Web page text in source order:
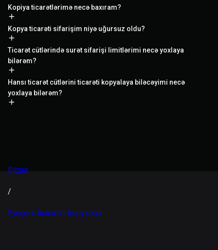
Kopiya ticarətlərimə necə baxıram?
Kopya ticarəti sifarişim niyə uğursuz oldu?
Ticarət cütlərində surət sifarişi limitlərimi necə yoxlaya
bilərəm?
Hansı ticarət cütlərini ticarəti kopyalaya biləcəyimi necə
yoxlaya bilərəm?
Bitget
/
Fyuçers ticarətini kopyalayır